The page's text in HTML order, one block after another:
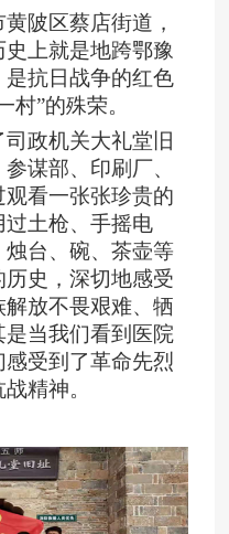
陂区蔡店街道，
上就是地跨鄂豫
抗日战争的红色
村”的殊荣。
政机关大礼堂旧
谋部、印刷厂、
看一张张珍贵的
土枪、手摇电
台、碗、茶壶等
史，深切地感受
放不畏艰难、牺
当我们看到医院
受到了革命先烈
精神。